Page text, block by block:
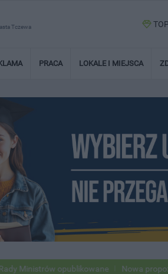
Tczewa TOP
PRACA LOKALE I MIEJSCA
opublikowane Nowa